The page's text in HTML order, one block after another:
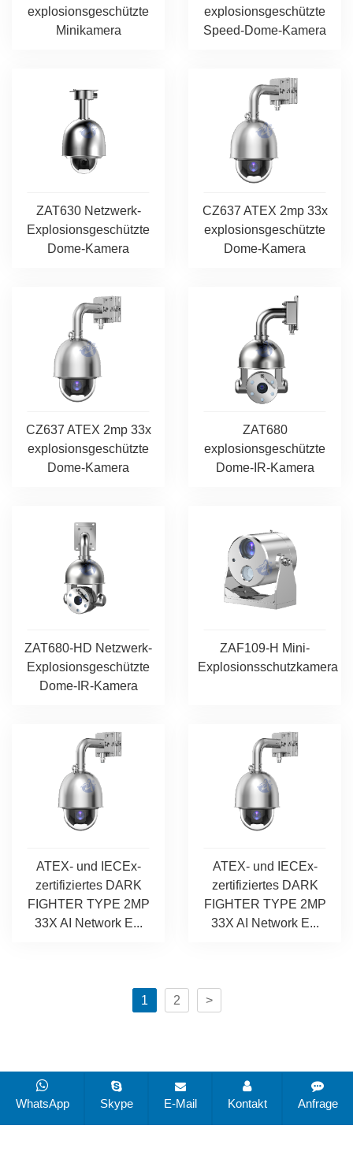
explosionsgeschützte
Minikamera
explosionsgeschützte
Speed-Dome-Kamera
ZAT630 Netzwerk-
Explosionsgeschützte
Dome-Kamera
CZ637 ATEX 2mp 33x
explosionsgeschützte
Dome-Kamera
CZ637 ATEX 2mp 33x
explosionsgeschützte
Dome-Kamera
ZAT680
explosionsgeschützte
Dome-IR-Kamera
ZAT680-HD Netzwerk-
Explosionsgeschützte
Dome-IR-Kamera
ZAF109-H Mini-
Explosionsschutzkamera
ATEX- und IECEx-
zertifiziertes DARK
FIGHTER TYPE 2MP
33X AI Network E...
ATEX- und IECEx-
zertifiziertes DARK
FIGHTER TYPE 2MP
33X AI Network E...
1 2 >
Copyright © 2019–2025 Changzhou Zuoan Electronics
WhatsApp Skype E-Mail Kontakt Anfrage